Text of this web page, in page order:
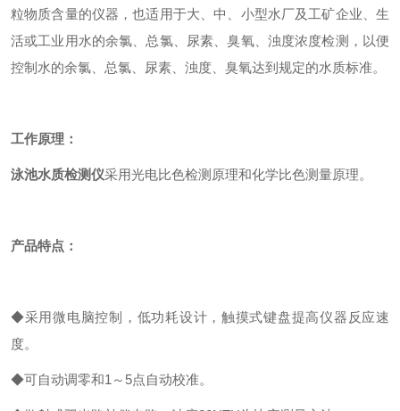
粒物质含量的仪器，也适用于大、中、小型水厂及工矿企业、生
活或工业用水的余氯、总氯、尿素、臭氧、浊度浓度检测，以便
控制水的余氯、总氯、尿素、浊度、臭氧达到规定的水质标准。
工作原理：
泳池水质检测仪采用光电比色检测原理和化学比色测量原理。
产品特点：
◆采用微电脑控制 ， 低功耗设计， 触摸式键盘提高仪器反应速
度。
◆可自动调零和1 ～ 5点自动校准。